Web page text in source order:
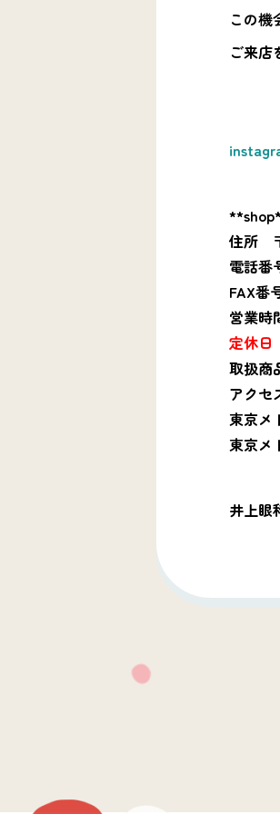
この機
ご来店
住所
電話
FAX番
営業時
定休日
取扱商
アクセ
東京メ
東京メ
井上眼